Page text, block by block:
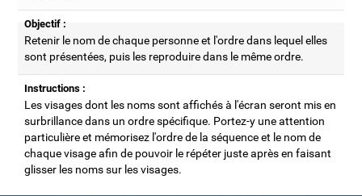
Objectif :
Retenir le nom de chaque personne et l'ordre dans lequel elles
sont présentées, puis les reproduire dans le même ordre.
Instructions :
Les visages dont les noms sont affichés à l'écran seront mis en
surbrillance dans un ordre spécifique. Portez-y une attention
particulière et mémorisez l'ordre de la séquence et le nom de
chaque visage afin de pouvoir le répéter juste après en faisant
glisser les noms sur les visages.